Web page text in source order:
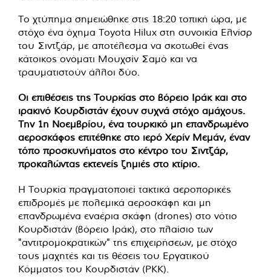
Το χτύπημα σημειώθηκε στις 18:20 τοπική ώρα, με
στόχο ένα όχημα Toyota Hilux στη συνοικία Ελνίσρ
του Σιντζάρ, με αποτέλεσμα να σκοτωθεί ένας
κάτοικος ονόματι Μουχσίν Σαμό και να
τραυματιστούν άλλοι δύο.
Οι επιθέσεις της Τουρκίας στο βόρειο Ιράκ και στο
ιρακινό Κουρδιστάν έχουν συχνά στόχο αμάχους.
Την 1η Νοεμβρίου, ένα τουρκικό μη επανδρωμένο
αεροσκάφος επιτέθηκε στο ιερό Χερίν Μεμάν, έναν
τόπο προσκυνήματος στο κέντρο του Σιντζάρ,
προκαλώντας εκτενείς ζημιές στο κτίριο.
Η Τουρκία πραγματοποιεί τακτικά αεροπορικές
επιδρομές με πολεμικά αεροσκάφη και μη
επανδρωμένα εναέρια σκάφη (drones) στο νότιο
Κουρδιστάν (βόρειο Ιράκ), στο πλαίσιο των
"αντιτρομοκρατικών" της επιχειρήσεων, με στόχο
τους μαχητές και τις θέσεις του Εργατικού
Κόμματος του Κουρδιστάν (PKK).